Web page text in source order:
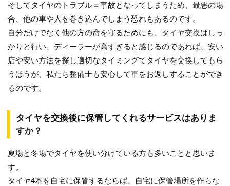
そしてタイヤのトラブル＝事故となってしまうため、最悪の場
合、他の車や人を巻き込んでしまう恐れもあるのです。
自分だけでなく他の方の命を守るためにも、タイヤ交換はしっ
かりと行い、ディーラーが高すぎると感じるのであれば、安い
店や安い方法を探し適切なタイミングでタイヤを交換してもら
うほうが、私たち整備士も安心して車をお返しすることができ
るのです。
タイヤを交換後に保管してくれるサービスはありま
すか？
夏場と冬場でタイヤを使い分けている方も多いことと思いま
す。
タイヤ4本を自宅に保管するならば、自宅に保管場所を作らな